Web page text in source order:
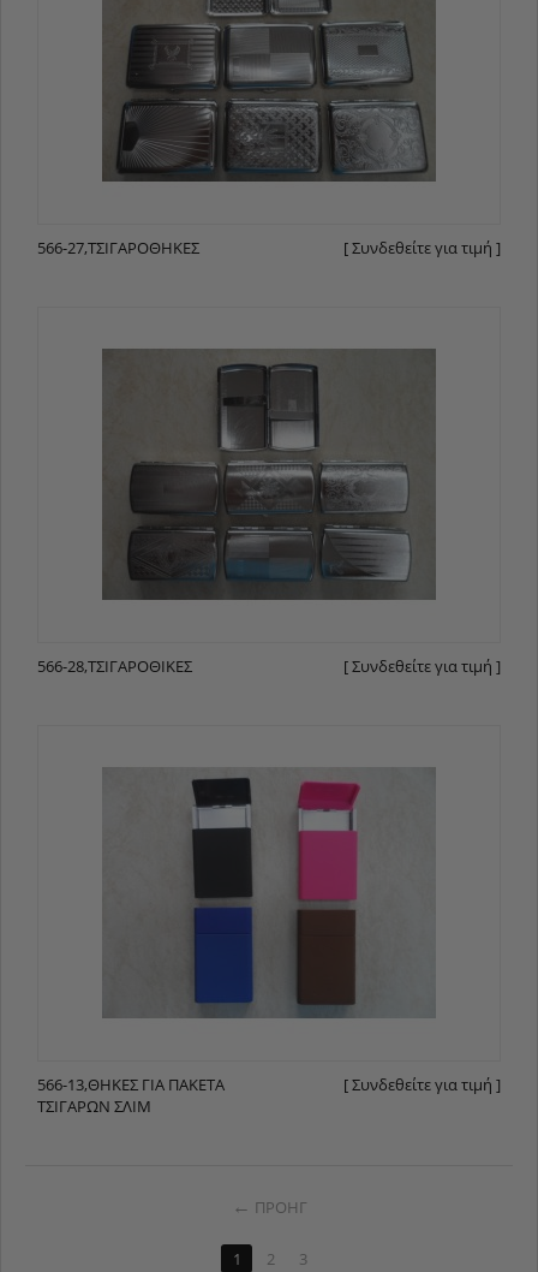
566-27,ΤΣΙΓΑΡΟΘΉΚΕΣ [ Συνδεθείτε για τιμή ]
566-28,ΤΣΙΓΑΡΟΘΊΚΕΣ [ Συνδεθείτε για τιμή ]
566-13,ΘΉΚΕΣ ΓΙΑ ΠΑΚΈΤΑ
ΤΣΙΓΆΡΩΝ ΣΛΊΜ
[ Συνδεθείτε για τιμή ]
ΠΡΟΗΓ
1 2 3